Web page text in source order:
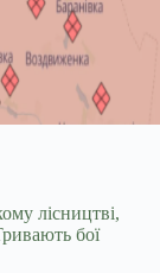
лісництві,
бої